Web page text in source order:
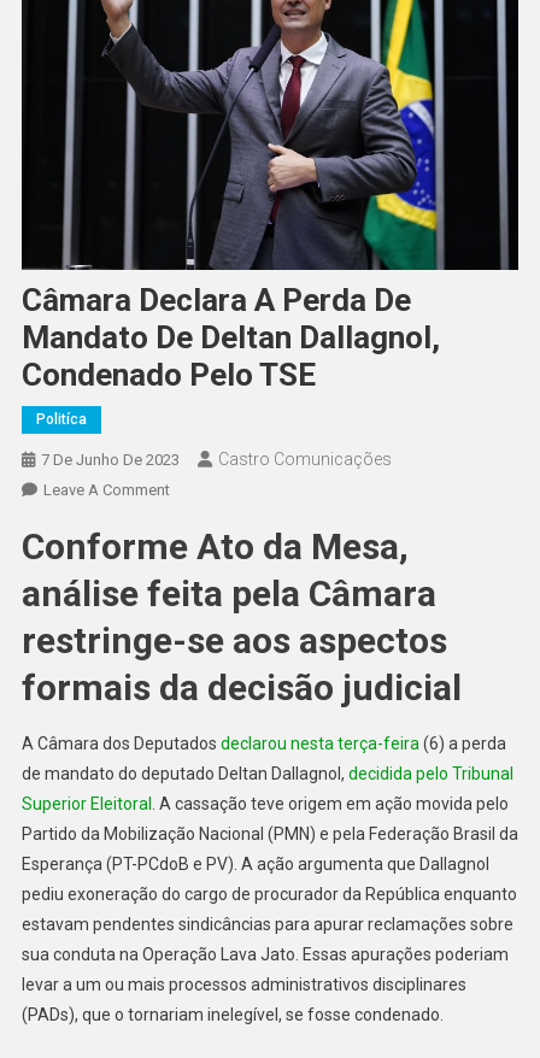
Câmara Declara A Perda De
Mandato De Deltan Dallagnol,
Condenado Pelo TSE
Politíca
7 De Junho De 2023 Castro Comunicações
Leave A Comment
Conforme Ato da Mesa,
análise feita pela Câmara
restringe-se aos aspectos
formais da decisão judicial
A Câmara dos Deputados declarou nesta terça-feira(6) a perda
de mandato do deputado Deltan Dallagnol, decidida pelo Tribunal
Superior Eleitoral . A cassação teve origem em ação movida pelo
Partido da Mobilização Nacional (PMN) e pela Federação Brasil da
Esperança (PT-PCdoB e PV). A ação argumenta que Dallagnol
pediu exoneração do cargo de procurador da República enquanto
estavam pendentes sindicâncias para apurar reclamações sobre
sua conduta na Operação Lava Jato. Essas apurações poderiam
levar a um ou mais processos administrativos disciplinares
(PADs), que o tornariam inelegível, se fosse condenado.